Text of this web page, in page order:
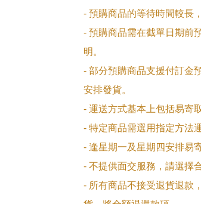
- 預購商品的等待時間較長
- 預購商品需在截單日期前
明。
- 部分預購商品支援付訂金
安排發貨。
- 運送方式基本上包括易寄
- 特定商品需選用指定方法
- 逢星期一及星期四安排易
- 不提供面交服務，請選擇
- 所有商品不接受退貨退款